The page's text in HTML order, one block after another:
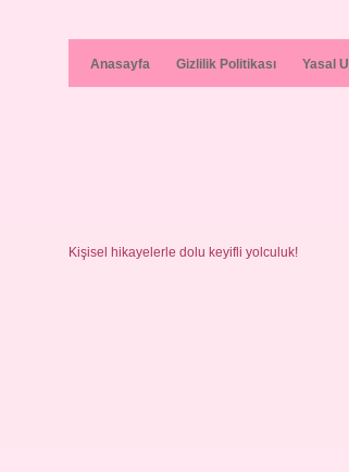
Anasayfa Gizlilik Politikası Yasal
Kişisel hikayelerle dolu keyifli yolculuk!